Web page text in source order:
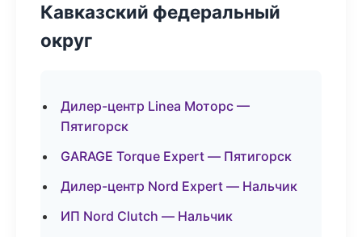
Кавказский федеральный
округ
Дилер-центр Linea Моторс —
Пятигорск
GARAGE Torque Expert — Пятигорск
Дилер-центр Nord Expert — Нальчик
ИП Nord Clutch — Нальчик